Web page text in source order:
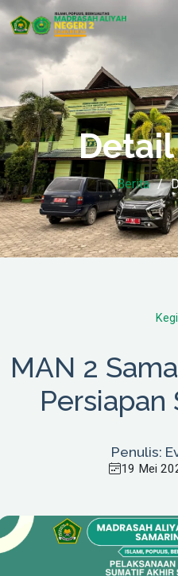
Berita
MAN 2
Persiapan
Penulis:
19 Mei